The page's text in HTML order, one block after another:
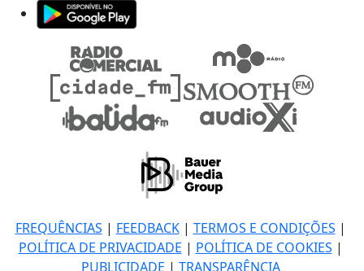
FREQUÊNCIAS | FEEDBACK| TERMOS E CONDIÇÕES |
POLÍTICA DE PRIVACIDADE | POLÍTICA DE COOKIES |
PUBLICIDADE | TRANSPARÊNCIA